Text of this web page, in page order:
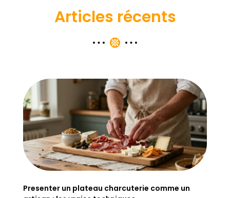
Articles récents
Presenter un plateau charcuterie comme un